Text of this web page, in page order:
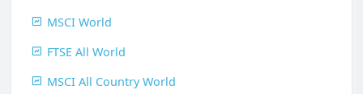
MSCI World
FTSE All World
MSCI All Country World